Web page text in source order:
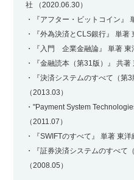
社 （2020.06.30）
・『アフター・ビットコイン』
・『外為決済とCLS銀行』 単著
・『入門 企業金融論』 単著 東
・『金融読本（第31版）』 共
・『決済システムのすべて（第
（2013.03）
・"Payment System
（2011.07）
・『SWIFTのすべて』 単著 東
・『証券決済システムのすべて
（2008.05）